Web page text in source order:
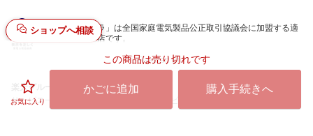
この商品は売り切れです
お気に入り
かごに追加 購入手続きへ
ショップへ相談
「ビックカメラ」は全国家庭電気製品公正取引協議会に加盟する適
正な表示推進店です。
©Rakuten Bic
楽天グループ
サービス一覧